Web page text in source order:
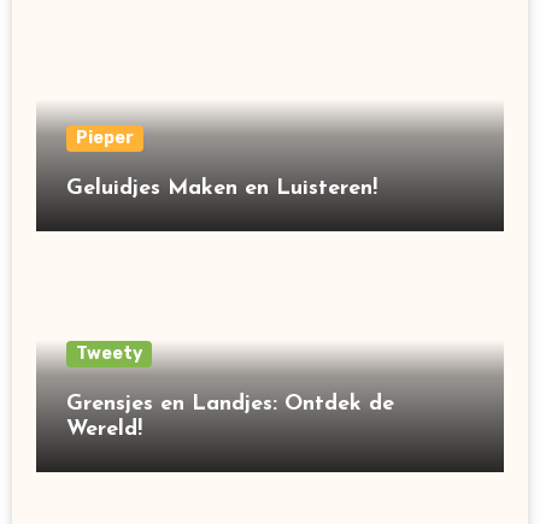
Pieper
Geluidjes Maken en Luisteren!
Tweety
Grensjes en Landjes: Ontdek de
Wereld!